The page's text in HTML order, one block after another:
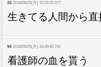
33: 2018/06/25(月) 15:33:20.677
生きてる人間から
94: 2018/06/25(月) 16:49:40.792
看護師の血を貰う